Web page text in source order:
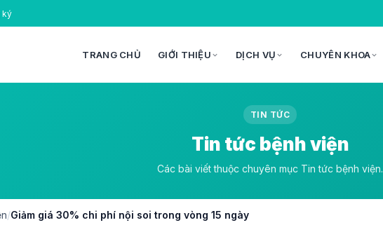
ký
TRANG CHỦ GIỚI THIỆU DỊCH VỤ CHUYÊN KHOA
TIN TỨC
Tin tức bệnh viện
Các bài viết thuộc chuyên mục Tin tức bệnh viện.
/Giảm giá 30% chi phí nội soi trong vòng 15 ngày